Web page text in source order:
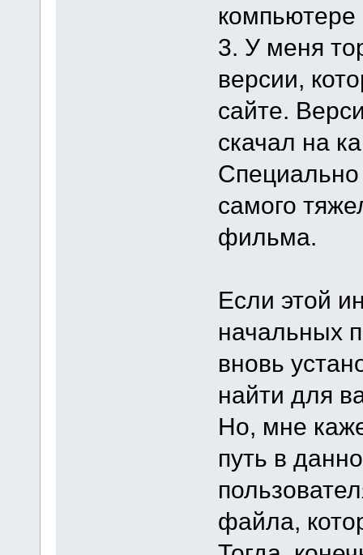
компьютере
3. У меня
версии,
сайте.
скачал на
Специально
самого
фильма.
Если этой
начальных
вновь
найти для
Но, мне
путь в
файла,